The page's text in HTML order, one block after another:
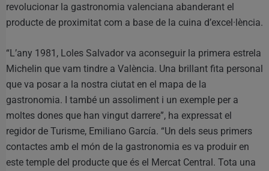
revolucionar la gastronomia valenciana abanderant el
producte de proximitat com a base de la cuina d’excel·lència.
“L’any 1981, Loles Salvador va aconseguir la primera estrela
Michelin que vam tindre a València. Una brillant fita personal
que va posar a la nostra ciutat en el mapa de la
gastronomia. I també un assoliment i un exemple per a
moltes dones que han vingut darrere”, ha expressat el
regidor de Turisme, Emiliano García. “Un dels seus primers
contactes amb el món de la gastronomia es va produir en
este temple del producte que és el Mercat Central. Tota una